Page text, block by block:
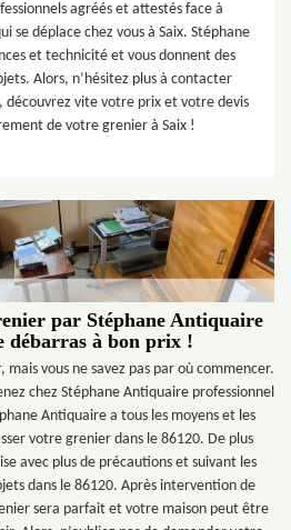
agréés et attestés face à
se déplace chez vous à Saix. Stéphane
et technicité et vous donnent des
Alors, n’hésitez plus à contacter
découvrez vite votre prix et votre devis
de votre grenier à Saix !
par Stéphane Antiquaire
débarras à bon prix !
vous ne savez pas par où commencer.
chez Stéphane Antiquaire professionnel
Antiquaire a tous les moyens et les
votre grenier dans le 86120. De plus
avec plus de précautions et suivant les
dans le 86120. Après intervention de
sera parfait et votre maison peut être